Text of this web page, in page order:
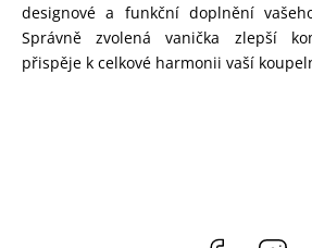
designové a funkční doplnění
Správně zvolená vanička zlepší
přispěje k celkové harmonii vaší